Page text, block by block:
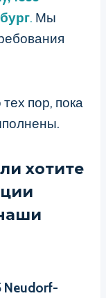
. Мы
пор, пока
хотите
Neudorf-